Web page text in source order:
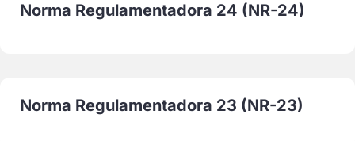
Norma Regulamentadora 24 (NR-24)
Norma Regulamentadora 23 (NR-23)